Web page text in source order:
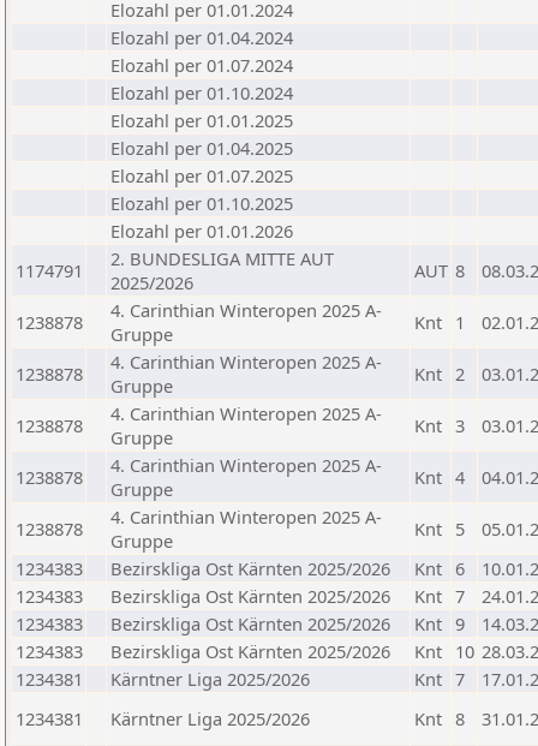
Elozahl per 01.01.2024
Elozahl per 01.04.2024
Elozahl per 01.07.2024
Elozahl per 01.10.2024
Elozahl per 01.01.2025
Elozahl per 01.04.2025
Elozahl per 01.07.2025
Elozahl per 01.10.2025
Elozahl per 01.01.2026
1174791
2. BUNDESLIGA MITTE AUT
2025/2026
AUT 8
1238878
4. Carinthian Winteropen 2025 A-
Gruppe
Knt 1
1238878
4. Carinthian Winteropen 2025 A-
Gruppe
Knt 2
1238878
4. Carinthian Winteropen 2025 A-
Gruppe
Knt 3
1238878
4. Carinthian Winteropen 2025 A-
Gruppe
Knt 4
1238878
4. Carinthian Winteropen 2025 A-
Gruppe
Knt 5
1234383
Bezirskliga Ost Kärnten 2025/2026 Knt 6
1234383
Bezirskliga Ost Kärnten 2025/2026 Knt 7
1234383
Bezirskliga Ost Kärnten 2025/2026 Knt 9
1234383
Bezirskliga Ost Kärnten 2025/2026 Knt 10
1234381
Kärntner Liga 2025/2026 Knt 7
1234381
Kärntner Liga 2025/2026 Knt 8